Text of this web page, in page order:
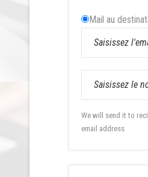
Mail au
We will send it to
email address